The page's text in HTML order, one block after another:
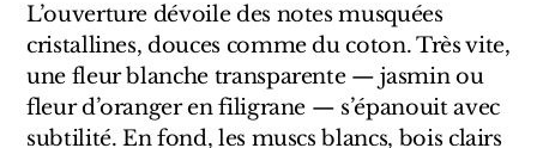
L’ouverture dévoile des notes musquées
cristallines, douces comme du coton. Très vite,
une fleur blanche transparente — jasmin ou
fleur d’oranger en filigrane — s’épanouit avec
subtilité. En fond, les muscs blancs, bois clairs
Marques Suisses
Créateur Olfactif Genève